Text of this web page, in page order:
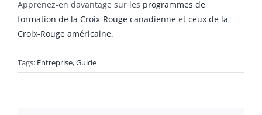
Apprenez-en davantage sur les programmes de
formation de la Croix-Rouge canadienne et ceux de la
Croix-Rouge américaine.
Tags: Entreprise,Guide